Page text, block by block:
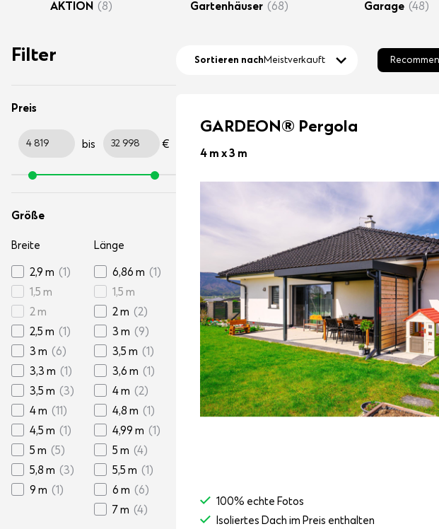
AKTION (8) Gartenhäuser (68) Garage (48)
Filter
Preis
bis €
Größe
Breite
2,9 m (1)
1,5 m
2 m
2,5 m (1)
3 m (6)
3,3 m (1)
3,5 m (3)
4 m (11)
4,5 m (1)
5 m (5)
5,8 m (3)
9 m (1)
Länge
6,86 m (1)
1,5 m
2 m (2)
3 m (9)
3,5 m (1)
3,6 m (1)
4 m (2)
4,8 m (1)
4,99 m (1)
5 m (4)
5,5 m (1)
6 m (6)
7 m (4)
Sortieren nachMeistverkauft
GARDEON® Pergola
4 m x 3 m
100% echte Fotos
Isoliertes Dach im Preis enthalten